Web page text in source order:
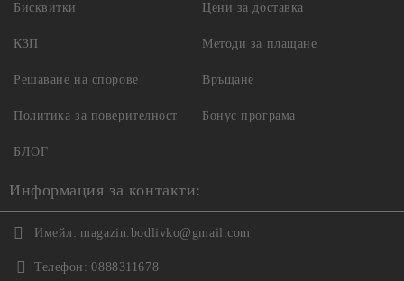
Бисквитки
КЗП
Решаване на спорове
Политика за поверителност
Цени за доставка
Методи за плащане
Връщане
Бонус програма
БЛОГ
Информация за контакти:
Имейл: magazin.bodlivko@gmail.com
Телефон: 0888311678